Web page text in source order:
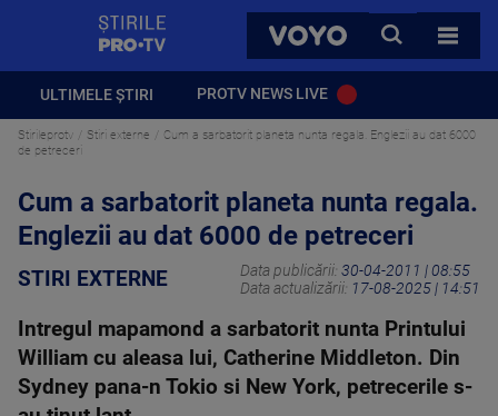
VOYO
CAUTA
TOATE
ULTIMELE ȘTIRI PROTV NEWS LIVE
Stirileprotv Stiri externe
Cum a sarbatorit planeta nunta regala. Englezii au dat 6000
de petreceri
Cum a sarbatorit planeta nunta regala.
Englezii au dat 6000 de petreceri
STIRI EXTERNE Data publicării: 30-04-2011 | 08:55
Data actualizării: 17-08-2025 | 14:51
Intregul mapamond a sarbatorit nunta Printului
William cu aleasa lui, Catherine Middleton. Din
Sydney pana-n Tokio si New York, petrecerile s-